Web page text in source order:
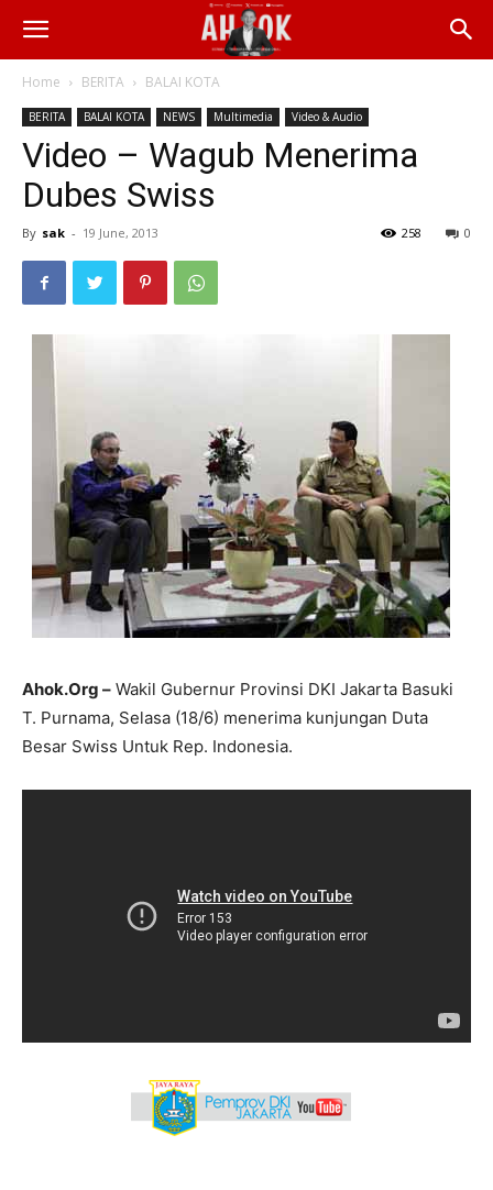
Home BERITA BALAI KOTA
BERITA BALAI KOTA NEWS Multimedia Video & Audio
Video – Wagub Menerima
Dubes Swiss
By sak - 19 June, 2013 0
258
Ahok.Org – Wakil Gubernur Provinsi DKI Jakarta Basuki
T. Purnama, Selasa (18/6) menerima kunjungan Duta
Besar Swiss Untuk Rep. Indonesia.